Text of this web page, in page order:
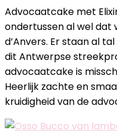
Advocaatcake met
ondertussen al wel dat
d’Anvers. Er staan al
dit Antwerpse
advocaatcake is
Heerlijk zachte en
kruidigheid van de